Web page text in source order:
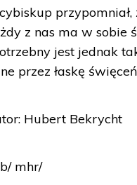
z nas ma w sobie
jest jednak
przez łaskę
Hubert Bekrycht
mhr/